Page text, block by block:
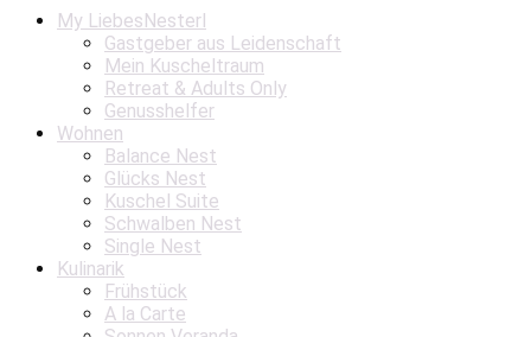
My LiebesNesterl
Gastgeber aus Leidenschaft
Mein Kuscheltraum
Retreat & Adults Only
Genusshelfer
Wohnen
Balance Nest
Glücks Nest
Kuschel Suite
Schwalben Nest
Single Nest
Kulinarik
Frühstück
A la Carte